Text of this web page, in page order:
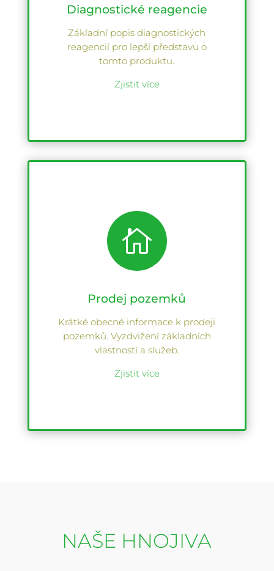
Diagnostické reagencie
Základní popis diagnostických
reagencií pro lepší představu o
tomto produktu.
Zjistit více

Prodej pozemků
Krátké obecné informace k prodeji
pozemků. Vyzdvižení základních
vlastností a služeb.
Zjistit více
NAŠE HNOJIVA